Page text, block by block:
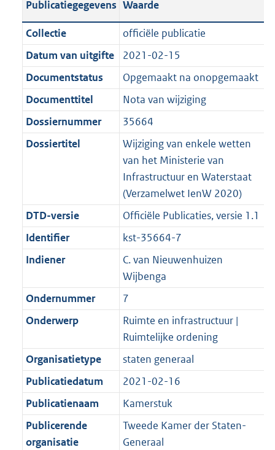
i
e
i
n
f
r
m
6
K
b
t
i
e
i
n
o
r
t
:
4
K
b
a
t
i
e
i
f
o
a
e
3
3
K
c
a
t
i
e
n
f
a
t
t
:
4
5
b
a
n
d
s
g
r
o
t
t
e
:
2
K
b
a
n
d
s
g
r
o
t
t
e
:
2
K
b
Publicatiegegevens Waarde
Collectie
officiële publicatie
Datum van uitgifte
2021-02-15
Documentstatus
Opgemaakt na onopgemaakt
Documenttitel
Nota van wijziging
Dossiernummer
35664
Dossiertitel
Wijziging van enkele wetten
van het Ministerie van
Infrastructuur en Waterstaat
(Verzamelwet IenW 2020)
DTD-versie
Officiële Publicaties, versie 1.1
Identifier
kst-35664-7
Indiener
C. van Nieuwenhuizen
Wijbenga
Ondernummer
7
Onderwerp
Ruimte en infrastructuur |
Ruimtelijke ordening
Organisatietype
staten generaal
Publicatiedatum
2021-02-16
Publicatienaam
Kamerstuk
Publicerende
organisatie
Tweede Kamer der Staten-
Generaal